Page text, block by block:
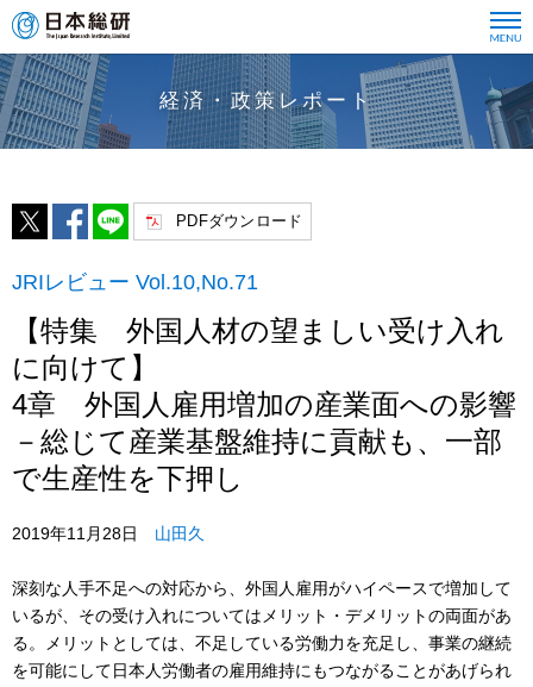
経済・政策レポート
PDFダウンロード
JRIレビュー Vol.10,No.71
【特集 外国人材の望ましい受け入れ
に向けて】
4章 外国人雇用増加の産業面への影響
－総じて産業基盤維持に貢献も、一部
で生産性を下押し
2019年11月28日 山田久
深刻な人手不足への対応から、外国人雇用がハイペースで増加して
いるが、その受け入れについてはメリット・デメリットの両面があ
る。メリットとしては、不足している労働力を充足し、事業の継続
を可能にして日本人労働者の雇用維持にもつながることがあげられ